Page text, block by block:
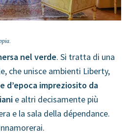
nel verde. Si tratta di una
che unisce ambienti Liberty,
d’epoca impreziosito da
e altri decisamente più
e la sala della dépendance.